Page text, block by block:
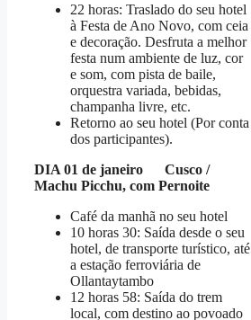
22 horas: Traslado do seu hotel
à Festa de Ano Novo, com ceia
e decoração. Desfruta a melhor
festa num ambiente de luz, cor
e som, com pista de baile,
orquestra variada, bebidas,
champanha livre, etc.
Retorno ao seu hotel (Por conta
dos participantes).
DIA 01 de janeiro Cusco /
Machu Picchu, com Pernoite
Café da manhã no seu hotel
10 horas 30: Saída desde o seu
hotel, de transporte turístico, até
a estação ferroviária de
Ollantaytambo
12 horas 58: Saída do trem
local, com destino ao povoado